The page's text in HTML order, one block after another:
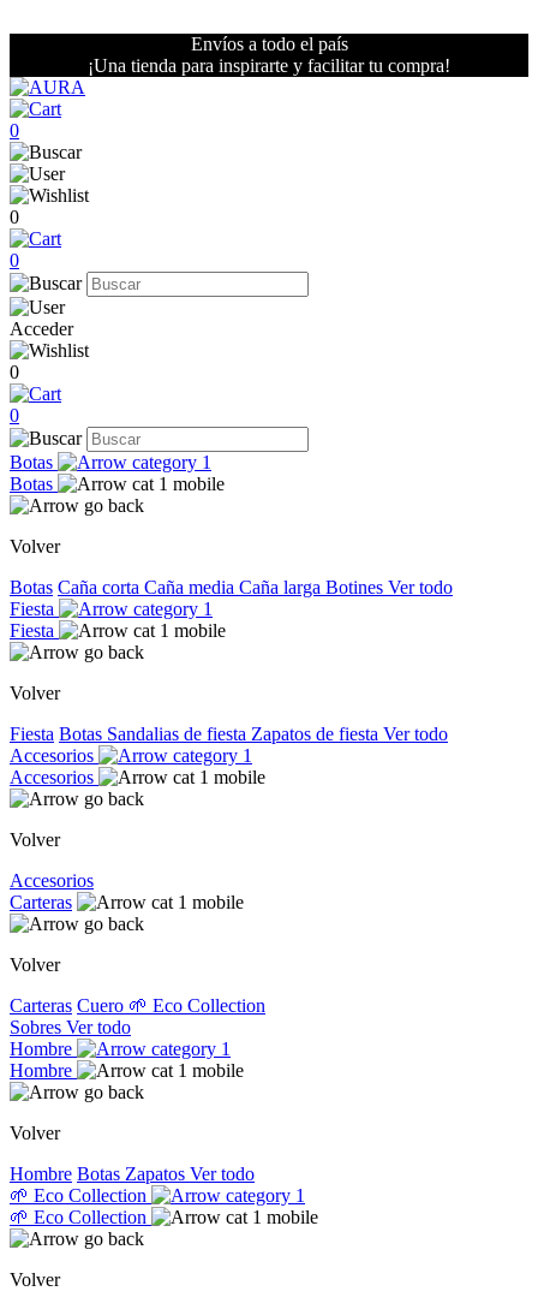
Envíos a todo el país
¡Una tienda para inspirarte y facilitar tu compra!
0
0
0
Acceder
0
0
Botas
Botas
Volver
Botas Caña corta Caña media Caña larga Botines Ver todo
Fiesta
Fiesta
Volver
Fiesta Botas Sandalias de fiesta Zapatos de fiesta Ver todo
Accesorios
Accesorios
Volver
Accesorios
Carteras
Volver
Carteras Cuero 🌱 Eco Collection
Sobres Ver todo
Hombre
Hombre
Volver
Hombre Botas Zapatos Ver todo
🌱 Eco Collection
🌱 Eco Collection
Volver